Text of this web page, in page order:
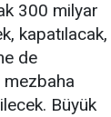
300 milyar
kapatılacak,
de
mezbaha
Büyük